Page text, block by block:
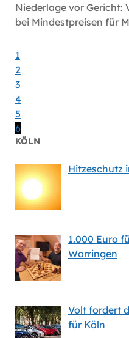
Niederlage vor Gericht:
bei Mindestpreisen für
1
2
3
4
5
6
KÖLN
Hitzeschutz
1.000 Euro
Worringen
Volt fordert
für Köln